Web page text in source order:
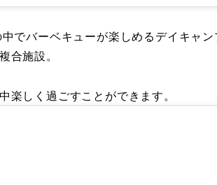
でバーベキューが楽しめるデイキャ
合施設。
楽しく過ごすことができます。